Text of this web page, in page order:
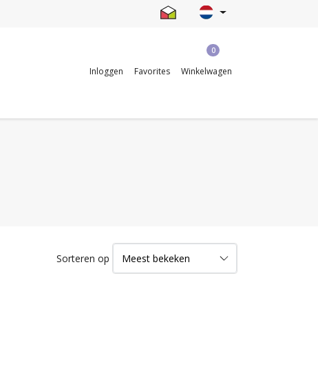
Inloggen Favorites
0
Winkelwagen
Sorteren op